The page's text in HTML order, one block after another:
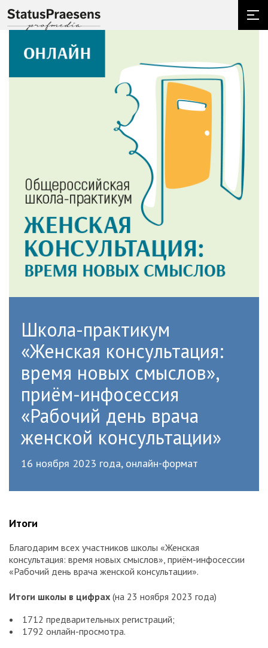
Школа-практикум
«Женская консультация:
время новых смыслов»,
приём-инфосессия
«Рабочий день врача
женской консультации»
16 ноября 2023 года, онлайн-формат
Итоги
Благодарим всех участников школы «Женская
консультация: время новых смыслов», приём-инфосессии
«Рабочий день врача женской консультации».
Итоги школы в цифрах (на 23 ноября 2023 года)
1712 предварительных регистраций;
1792 онлайн-просмотра.